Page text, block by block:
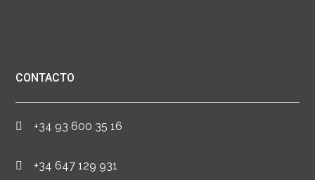
CONTACTO
+34 93 600 35 16
+34 647 129 931